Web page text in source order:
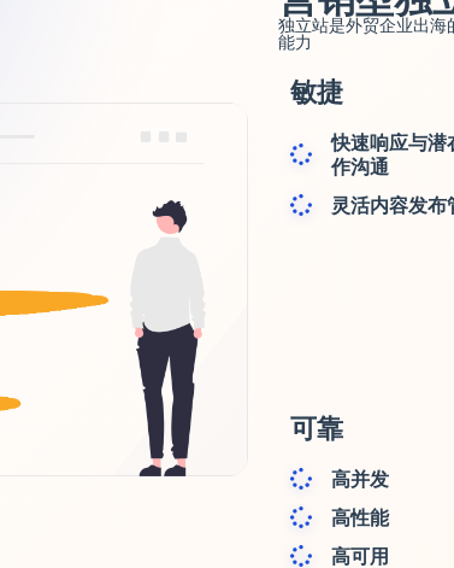
独立站是外贸企业出海
能力
敏捷
快速响应与潜
作沟通
灵活内容发布
可靠
高并发
高性能
高可用